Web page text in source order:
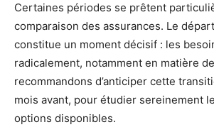
Certaines périodes se prêtent
comparaison des assurances. Le
constitue un moment décisif : les
radicalement, notamment en matière
recommandons d’anticiper cette
mois avant, pour étudier sereinement
options disponibles.